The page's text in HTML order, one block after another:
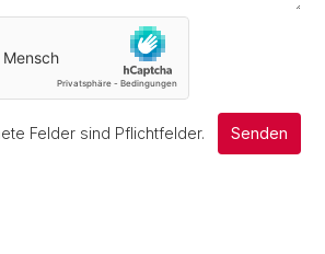
Felder sind Pflichtfelder. Senden